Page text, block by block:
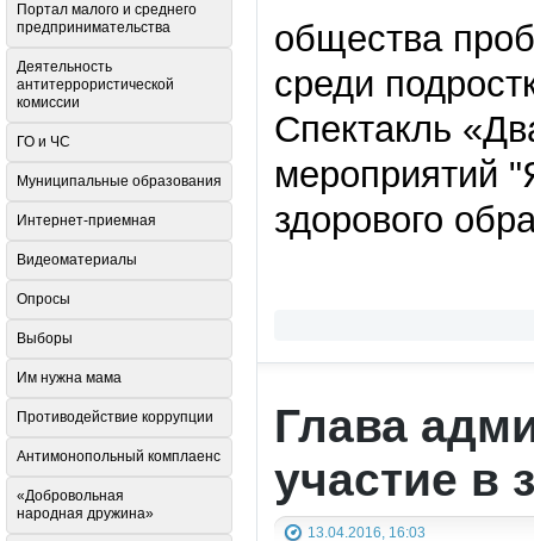
общества
среди
Спектакль
здорового
Глава
участие в
13.04.2016, 16:03
Портал малого и среднего
предпринимательства
Деятельность
антитеррористической
комиссии
ГО и ЧС
Муниципальные образования
Интернет-приемная
Видеоматериалы
Опросы
Выборы
Им нужна мама
Противодействие коррупции
Антимонопольный комплаенс
«Добровольная
народная дружина»